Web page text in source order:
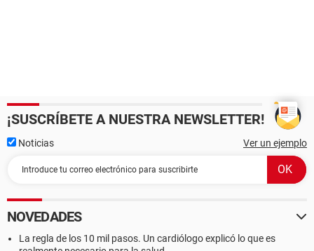
¡SUSCRÍBETE A NUESTRA NEWSLETTER!
Noticias Ver un ejemplo
NOVEDADES
La regla de los 10 mil pasos. Un cardiólogo explicó lo que es